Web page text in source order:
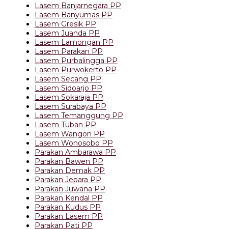
Lasem Banjarnegara PP
Lasem Banyumas PP
Lasem Gresik PP
Lasem Juanda PP
Lasem Lamongan PP
Lasem Parakan PP
Lasem Purbalingga PP
Lasem Purwokerto PP
Lasem Secang PP
Lasem Sidoarjo PP
Lasem Sokaraja PP
Lasem Surabaya PP
Lasem Temanggung PP
Lasem Tuban PP
Lasem Wangon PP
Lasem Wonosobo PP
Parakan Ambarawa PP
Parakan Bawen PP
Parakan Demak PP
Parakan Jepara PP
Parakan Juwana PP
Parakan Kendal PP
Parakan Kudus PP
Parakan Lasem PP
Parakan Pati PP